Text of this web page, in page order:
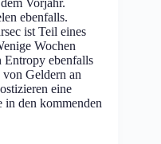
Vorjahr.
ebenfalls.
ist Teil eines
Wochen
Entropy ebenfalls
Geldern an
eine
den kommenden